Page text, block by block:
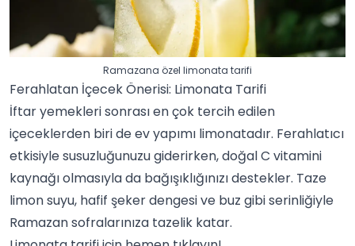
Ramazana özel limonata tarifi
Ferahlatan İçecek Önerisi: Limonata Tarifi
İftar yemekleri sonrası en çok tercih edilen
içeceklerden biri de ev yapımı limonatadır. Ferahlatıcı
etkisiyle susuzluğunuzu giderirken, doğal C vitamini
kaynağı olmasıyla da bağışıklığınızı destekler. Taze
limon suyu, hafif şeker dengesi ve buz gibi serinliğiyle
Ramazan sofralarınıza tazelik katar.